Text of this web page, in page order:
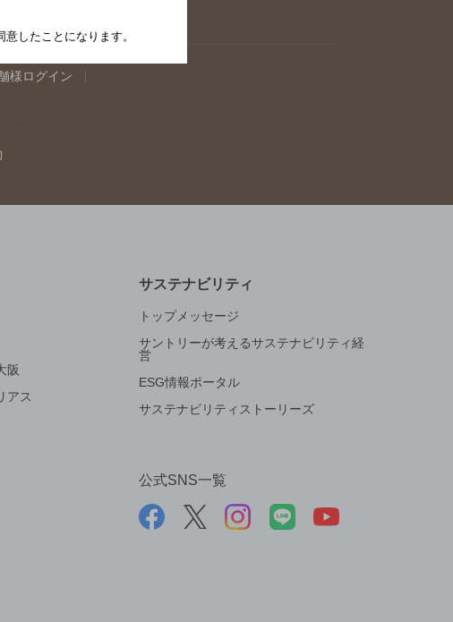
様ログイン
阪
アス
サステナビリティ
トップメッセージ
サントリーが考えるサステナビリティ経
営
ESG情報ポータル
サステナビリティストーリーズ
公式SNS一覧
したことになります。